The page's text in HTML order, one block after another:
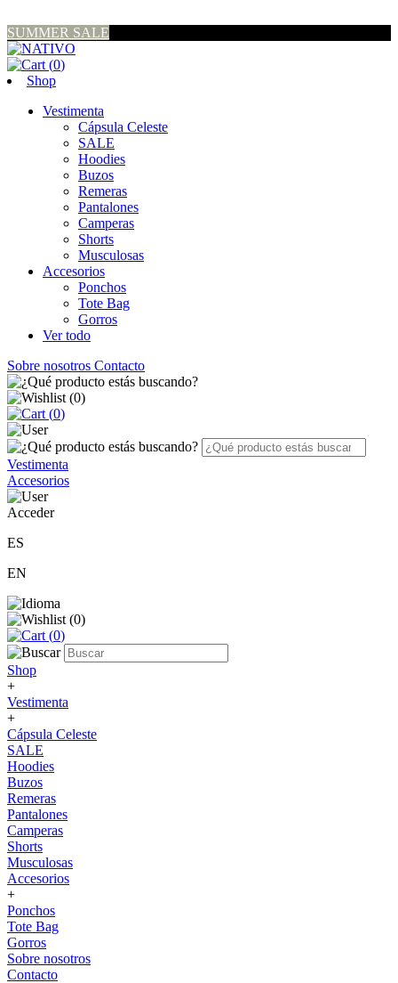
SUMMER SALE
(0)
Shop
Vestimenta
Cápsula Celeste
SALE
Hoodies
Buzos
Remeras
Pantalones
Camperas
Shorts
Musculosas
Accesorios
Ponchos
Tote Bag
Gorros
Ver todo
Sobre nosotros Contacto
(0)
(0)
Vestimenta
Accesorios
Acceder
ES
EN
(0)
(0)
Shop
+
Vestimenta
+
Cápsula Celeste
SALE
Hoodies
Buzos
Remeras
Pantalones
Camperas
Shorts
Musculosas
Accesorios
+
Ponchos
Tote Bag
Gorros
Sobre nosotros
Contacto